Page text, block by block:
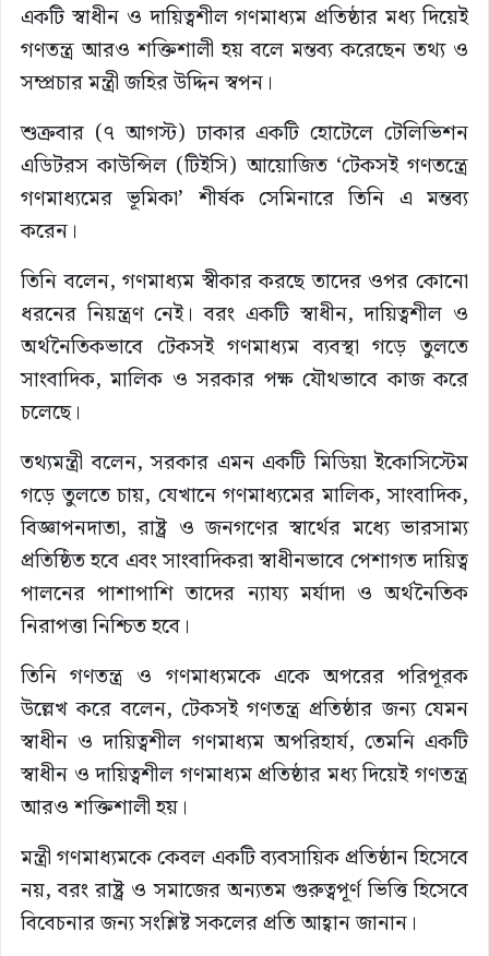
একটি স্বাধীন ও দায়িত্বশীল গণমাধ্যম প্রতিষ্ঠার মধ্য দিয়েই
গণতন্ত্র আরও শক্তিশালী হয় বলে মন্তব্য করেছেন তথ্য ও
সম্প্রচার মন্ত্রী জহির উদ্দিন স্বপন।
শুক্রবার (৭ আগস্ট) ঢাকার একটি হোটেলে টেলিভিশন
এডিটরস কাউন্সিল (টিইসি) আয়োজিত ‘টেকসই গণতন্ত্রে
গণমাধ্যমের ভূমিকা’ শীর্ষক সেমিনারে তিনি এ মন্তব্য
করেন।
তিনি বলেন, গণমাধ্যম স্বীকার করছে তাদের ওপর কোনো
ধরনের নিয়ন্ত্রণ নেই। বরং একটি স্বাধীন, দায়িত্বশীল ও
অর্থনৈতিকভাবে টেকসই গণমাধ্যম ব্যবস্থা গড়ে তুলতে
সাংবাদিক, মালিক ও সরকার পক্ষ যৌথভাবে কাজ করে
চলেছে।
তথ্যমন্ত্রী বলেন, সরকার এমন একটি মিডিয়া ইকোসিস্টেম
গড়ে তুলতে চায়, যেখানে গণমাধ্যমের মালিক, সাংবাদিক,
বিজ্ঞাপনদাতা, রাষ্ট্র ও জনগণের স্বার্থের মধ্যে ভারসাম্য
প্রতিষ্ঠিত হবে এবং সাংবাদিকরা স্বাধীনভাবে পেশাগত দায়িত্ব
পালনের পাশাপাশি তাদের ন্যায্য মর্যাদা ও অর্থনৈতিক
নিরাপত্তা নিশ্চিত হবে।
তিনি গণতন্ত্র ও গণমাধ্যমকে একে অপরের পরিপূরক
উল্লেখ করে বলেন, টেকসই গণতন্ত্র প্রতিষ্ঠার জন্য যেমন
স্বাধীন ও দায়িত্বশীল গণমাধ্যম অপরিহার্য, তেমনি একটি
স্বাধীন ও দায়িত্বশীল গণমাধ্যম প্রতিষ্ঠার মধ্য দিয়েই গণতন্ত্র
আরও শক্তিশালী হয়।
মন্ত্রী গণমাধ্যমকে কেবল একটি ব্যবসায়িক প্রতিষ্ঠান হিসেবে
নয়, বরং রাষ্ট্র ও সমাজের অন্যতম গুরুত্বপূর্ণ ভিত্তি হিসেবে
বিবেচনার জন্য সংশ্লিষ্ট সকলের প্রতি আহ্বান জানান।